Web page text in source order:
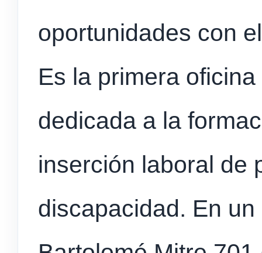
oportunidades con
Es la primera
dedicada a la
inserción laboral de
discapacidad. En